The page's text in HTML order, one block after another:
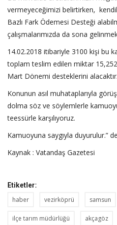
vermeyeceğimizi belirtirken,
Bazlı Fark Ödemesi Desteği
çalışmalarımızda da sona
14.02.2018 itibariyle 3100 kişi bu
toplam teslim edilen miktar
Mart Dönemi desteklerini alacaktır.
Konunun asıl muhataplarıyla
dolma söz ve söylemlerle
teessürle karşılıyoruz.
Kamuoyuna saygıyla duyurulur.”
Kaynak : Vatandaş Gazetesi
Etiketler:
haber vezirköprü samsun
ilçe tarım müdürlüğü akçagöz